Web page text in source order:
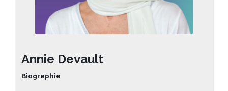
Annie Devault
Biographie